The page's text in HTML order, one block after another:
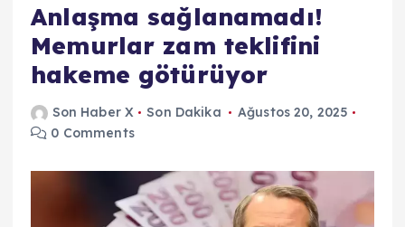
Anlaşma sağlanamadı!
Memurlar zam teklifini
hakeme götürüyor
Son Haber X Son Dakika
Ağustos 20, 2025
0 Comments